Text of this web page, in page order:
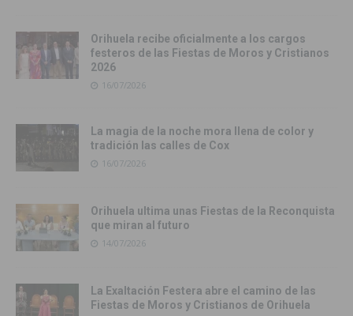
Orihuela recibe oficialmente a los cargos
festeros de las Fiestas de Moros y Cristianos
2026
16/07/2026
La magia de la noche mora llena de color y
tradición las calles de Cox
16/07/2026
Orihuela ultima unas Fiestas de la Reconquista
que miran al futuro
14/07/2026
La Exaltación Festera abre el camino de las
Fiestas de Moros y Cristianos de Orihuela